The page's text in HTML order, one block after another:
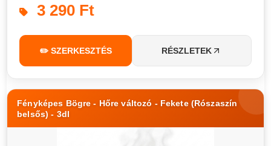
3 290 Ft
✏️ SZERKESZTÉS RÉSZLETEK
Fényképes Bögre - Hőre változó - Fekete (Rószaszín
belsős) - 3dl